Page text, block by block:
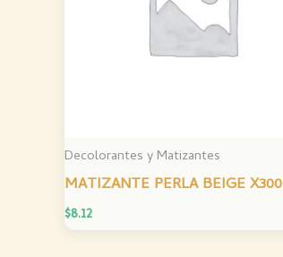
Decolorantes y Matizantes
MATIZANTE PERLA BEIGE
$8.12